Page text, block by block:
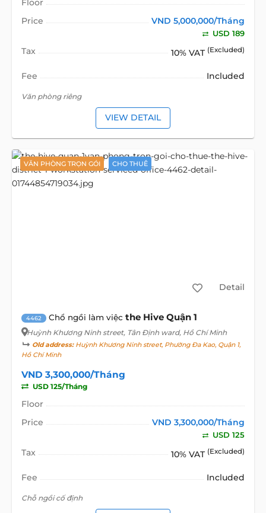
Floor
Price
VND 5,000,000/Tháng
USD 189
Tax 10% VAT (Excluded)
Fee Included
Văn phòng riêng
VIEW DETAIL
VĂN PHÒNG TRỌN GÓI CHO THUÊ
Detail
4462 Chổ ngồi làm việc the Hive Quận 1
Huỳnh Khương Ninh street, Tân Định ward, Hồ Chí Minh
Old address:Huỳnh Khương Ninh street, Phường Đa Kao, Quận 1,
Hồ Chí Minh
VND 3,300,000/Tháng
USD 125/Tháng
Floor
Price
VND 3,300,000/Tháng
USD 125
Tax 10% VAT (Excluded)
Fee Included
Chỗ ngồi cố định